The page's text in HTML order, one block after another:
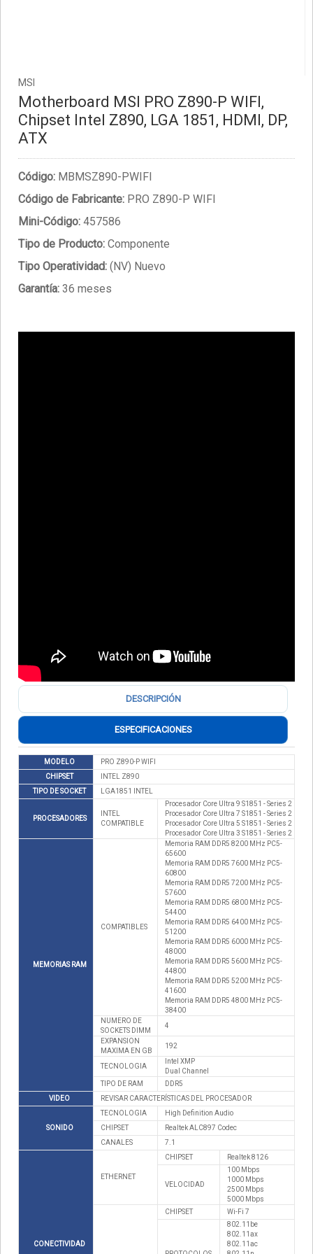
MSI
Motherboard MSI PRO Z890-P WIFI,
Chipset Intel Z890, LGA 1851, HDMI, DP,
ATX
Código: MBMSZ890-PWIFI
Código de Fabricante: PRO Z890-P WIFI
Mini-Código: 457586
Tipo de Producto: Componente
Tipo Operatividad: (NV) Nuevo
Garantía: 36 meses
DESCRIPCIÓN
ESPECIFICACIONES
MODELO
PRO Z890-P WIFI
CHIPSET
INTEL Z890
TIPO DE SOCKET
LGA1851 INTEL
PROCESADORES
INTEL
COMPATIBLE
Procesador Core Ultra 9 S1851 - Series 2
Procesador Core Ultra 7 S1851 - Series 2
Procesador Core Ultra 5 S1851 - Series 2
Procesador Core Ultra 3 S1851 - Series 2
MEMORIAS RAM
COMPATIBLES
Memoria RAM DDR5 8200 MHz PC5-
65600
Memoria RAM DDR5 7600 MHz PC5-
60800
Memoria RAM DDR5 7200 MHz PC5-
57600
Memoria RAM DDR5 6800 MHz PC5-
54400
Memoria RAM DDR5 6400 MHz PC5-
51200
Memoria RAM DDR5 6000 MHz PC5-
48000
Memoria RAM DDR5 5600 MHz PC5-
44800
Memoria RAM DDR5 5200 MHz PC5-
41600
Memoria RAM DDR5 4800 MHz PC5-
38400
NUMERO DE
SOCKETS DIMM
4
EXPANSION
MAXIMA EN GB
192
TECNOLOGIA
Intel XMP
Dual Channel
TIPO DE RAM
DDR5
VIDEO
REVISAR CARACTERÍSTICAS DEL PROCESADOR
SONIDO
TECNOLOGIA
High Definition Audio
CHIPSET
Realtek ALC897 Codec
CANALES
7.1
CONECTIVIDAD
ETHERNET
CHIPSET Realtek 8126
VELOCIDAD
100 Mbps
1000 Mbps
2500 Mbps
5000 Mbps
CHIPSET
Wi-Fi 7
802.11be
802.11ax
802.11ac